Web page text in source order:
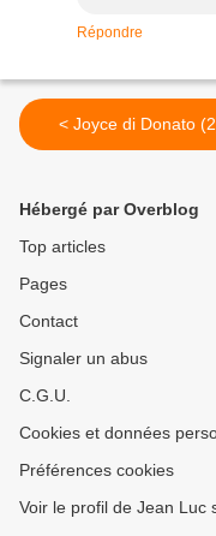
Répondre
< Joyce di Donato
Hébergé par Overblog
Top articles
Pages
Contact
Signaler un abus
C.G.U.
Cookies et données
Préférences cookies
Voir le profil de Jean Luc